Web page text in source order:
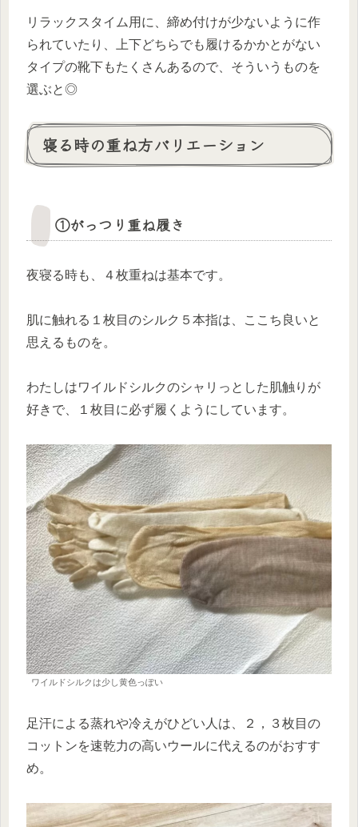
リラックスタイム用に、締め付けが少ないように作
られていたり、上下どちらでも履けるかかとがない
タイプの靴下もたくさんあるので、そういうものを
選ぶと◎
寝る時の重ね方バリエーション
①がっつり重ね履き
夜寝る時も、４枚重ねは基本です。
肌に触れる１枚目のシルク５本指は、ここち良いと
思えるものを。
わたしはワイルドシルクのシャリっとした肌触りが
好きで、１枚目に必ず履くようにしています。
ワイルドシルクは少し黄色っぽい
足汗による蒸れや冷えがひどい人は、２，３枚目の
コットンを速乾力の高いウールに代えるのがおすす
め。